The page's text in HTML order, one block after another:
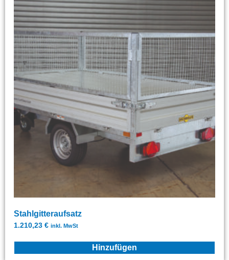
Stahlgitteraufsatz
1.210,23 € inkl. MwSt
Hinzufügen